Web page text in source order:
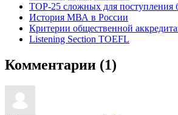
TOP-25 сложных для поступления
История МВА в России
Критерии общественной
Listening Section TOEFL
Комментарии (1)